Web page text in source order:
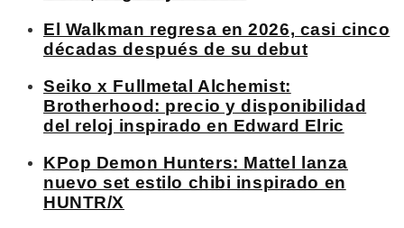
El Walkman regresa en 2026, casi cinco
décadas después de su debut
Seiko x Fullmetal Alchemist:
Brotherhood: precio y disponibilidad
del reloj inspirado en Edward Elric
KPop Demon Hunters: Mattel lanza
nuevo set estilo chibi inspirado en
HUNTR/X